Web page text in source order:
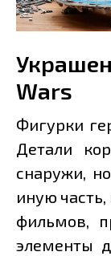
Wars
Фигурки
Детали
снаружи,
иную
фильмов,
элементы